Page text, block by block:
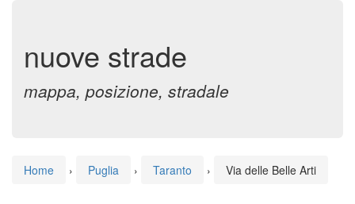
nuove strade
mappa, posizione, stradale
Home › Puglia › Taranto › Via delle Belle Arti